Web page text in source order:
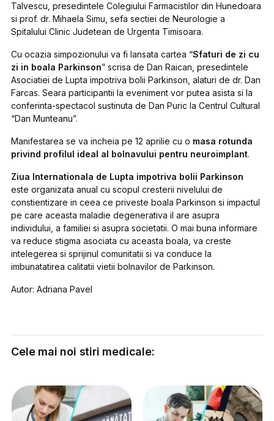
Talvescu, presedintele Colegiului Farmacistilor din Hunedoara
si prof. dr. Mihaela Simu, sefa sectiei de Neurologie a
Spitalului Clinic Judetean de Urgenta Timisoara.
Cu ocazia simpozionului va fi lansata cartea “Sfaturi de zi cu
zi in boala Parkinson”scrisa de Dan Raican, presedintele
Asociatiei de Lupta impotriva bolii Parkinson, alaturi de dr. Dan
Farcas. Seara participantii la eveniment vor putea asista si la
conferinta-spectacol sustinuta de Dan Puric la Centrul Cultural
“Dan Munteanu”.
Manifestarea se va incheia pe 12 aprilie cu o masa rotunda
privind profilul ideal al bolnavului pentru neuroimplant.
Ziua Internationala de Lupta impotriva bolii Parkinson
este organizata anual cu scopul cresterii nivelului de
constientizare in ceea ce priveste boala Parkinson si impactul
pe care aceasta maladie degenerativa il are asupra
individului, a familiei si asupra societatii. O mai buna informare
va reduce stigma asociata cu aceasta boala, va creste
intelegerea si sprijinul comunitatii si va conduce la
imbunatatirea calitatii vietii bolnavilor de Parkinson.
Autor: Adriana Pavel
Cele mai noi stiri medicale: